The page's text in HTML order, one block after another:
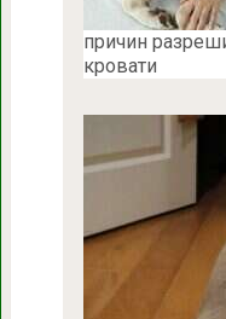
причин
кровати